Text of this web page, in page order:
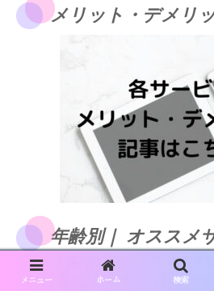
メリット・デメリ
年齢別｜ オススメ
メニュー ホーム 検索